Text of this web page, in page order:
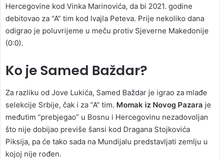
Hercegovine kod Vinka Marinovića, da bi 2021. godine
debitovao za “A” tim kod Ivajla Peteva. Prije nekoliko dana
odigrao je poluvrijeme u meču protiv Sjeverne Makedonije
(0:0).
Ko je Samed Baždar?
Za razliku od Jove Lukića, Samed Baždar je igrao za mlađe
selekcije Srbije, čak i za “A” tim. Momak iz Novog Pazara je
međutim “prebjegao” u Bosnu i Hercegovinu nezadovoljan
što nije dobijao previše šansi kod Dragana Stojkovića
Piksija, pa će tako sada na Mundijalu predstavljati zemlju u
kojoj nije rođen.